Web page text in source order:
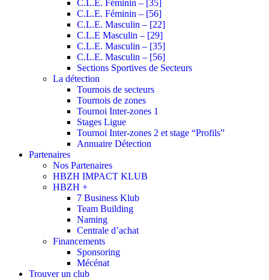
C.L.E. Féminin – [35]
C.L.E. Féminin – [56]
C.L.E. Masculin – [22]
C.L.E Masculin – [29]
C.L.E. Masculin – [35]
C.L.E. Masculin – [56]
Sections Sportives de Secteurs
La détection
Tournois de secteurs
Tournois de zones
Tournoi Inter-zones 1
Stages Ligue
Tournoi Inter-zones 2 et stage “Profils”
Annuaire Détection
Partenaires
Nos Partenaires
HBZH IMPACT KLUB
HBZH +
7 Business Klub
Team Building
Naming
Centrale d’achat
Financements
Sponsoring
Mécénat
Trouver un club